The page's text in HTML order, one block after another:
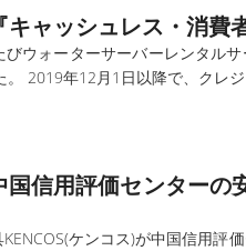
ャッシュレス・消費
ウォーターサーバーレンタル
2019年12月1日以降で、クレジ
信用評価センターの
ケンコス)が中国信用評